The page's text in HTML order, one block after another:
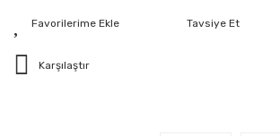
Tavsiye Et
Karşılaştır